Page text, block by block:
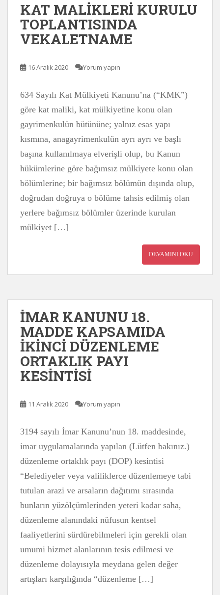
KAT MALİKLERİ KURULU
TOPLANTISINDA
VEKALETNAME
16 Aralık 2020 Yorum yapın
634 Sayılı Kat Mülkiyeti Kanunu’na (“KMK”)
göre kat maliki, kat mülkiyetine konu olan
gayrimenkulün bütününe; yalnız esas yapı
kısmına, anagayrimenkulün ayrı ayrı ve başlı
başına kullanılmaya elverişli olup, bu Kanun
hükümlerine göre bağımsız mülkiyete konu olan
bölümlerine; bir bağımsız bölümün dışında olup,
doğrudan doğruya o bölüme tahsis edilmiş olan
yerlere bağımsız bölümler üzerinde kurulan
mülkiyet […]
DEVAMINI OKU
İMAR KANUNU 18.
MADDE KAPSAMIDA
İKİNCİ DÜZENLEME
ORTAKLIK PAYI
KESİNTİSİ
11 Aralık 2020 Yorum yapın
3194 sayılı İmar Kanunu’nun 18. maddesinde,
imar uygulamalarında yapılan (Lütfen bakınız.)
düzenleme ortaklık payı (DOP) kesintisi
“Belediyeler veya valiliklerce düzenlemeye tabi
tutulan arazi ve arsaların dağıtımı sırasında
bunların yüzölçümlerinden yeteri kadar saha,
düzenleme alanındaki nüfusun kentsel
faaliyetlerini sürdürebilmeleri için gerekli olan
umumi hizmet alanlarının tesis edilmesi ve
düzenleme dolayısıyla meydana gelen değer
artışları karşılığında “düzenleme […]